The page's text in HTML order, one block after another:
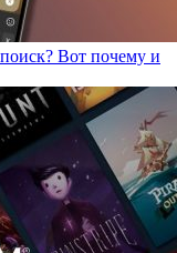
Вот почему и